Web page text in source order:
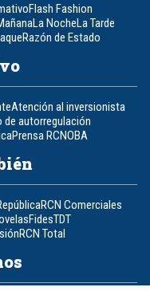
Flash Fashion
La NocheLa Tarde
Razón de Estado
Atención al inversionista
de autorregulación
Prensa RCNOBA
RCN Comerciales
FidesTDT
RCN Total